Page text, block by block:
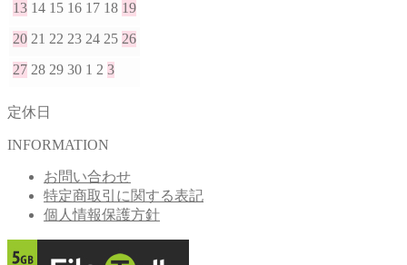
13 14 15 16 17 18 19
20 21 22 23 24 25 26
27 28 29 30 1 2 3
定休日
INFORMATION
お問い合わせ
特定商取引に関する表記
個人情報保護方針